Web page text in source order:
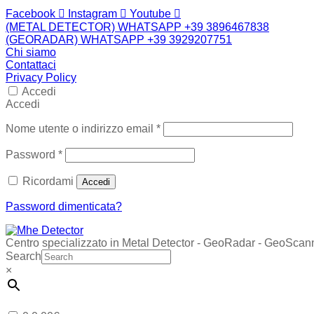
Facebook Instagram
Youtube
(METAL DETECTOR) WHATSAPP +39 3896467838
(GEORADAR) WHATSAPP +39 3929207751
Chi siamo
Contattaci
Privacy Policy
Accedi
Accedi
Nome utente o indirizzo email *Richiesto
Password *Richiesto
Ricordami Accedi
Password dimenticata?
Centro specializzato in Metal Detector - GeoRadar -
Search
×